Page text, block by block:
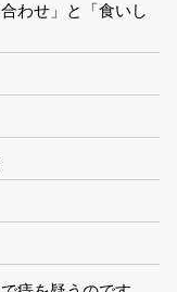
わせ」と「食いし